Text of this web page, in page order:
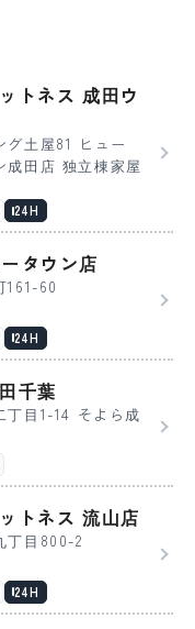
トネス 成田ウ
グ土屋81 ヒュー
成田店 独立棟家屋
24H
タウン店
161-60
24H
千葉
丁目1-14 そよら成
トネス 流山店
丁目800-2
24H